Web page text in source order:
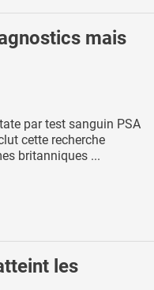
mais
par test sanguin PSA
cette recherche
britanniques ...
les